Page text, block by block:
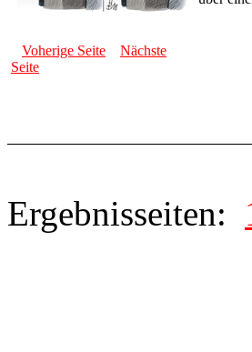
Voherige Seite
Nächste
Seite
Ergebnisseiten: